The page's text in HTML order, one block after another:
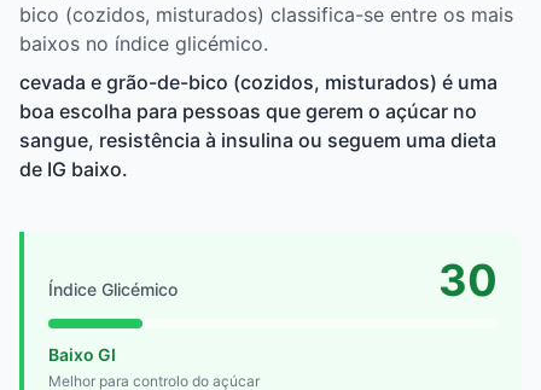
bico (cozidos, misturados) classifica-se entre os mais
baixos no índice glicémico.
cevada e grão-de-bico (cozidos, misturados) é uma
boa escolha para pessoas que gerem o açúcar no
sangue, resistência à insulina ou seguem uma dieta
de IG baixo.
Índice Glicémico 30
Baixo GI
Melhor para controlo do açúcar